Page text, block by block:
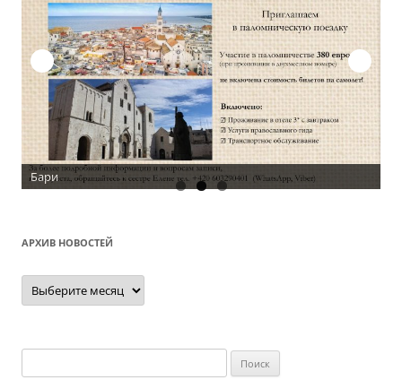
АРХИВ НОВОСТЕЙ
Архив
новостей